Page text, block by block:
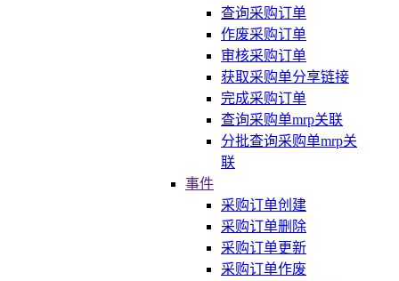
查询采购订单
作废采购订单
审核采购订单
获取采购单分享链接
完成采购订单
查询采购单mrp关联
分批查询采购单mrp关
联
事件
采购订单创建
采购订单删除
采购订单更新
采购订单作废